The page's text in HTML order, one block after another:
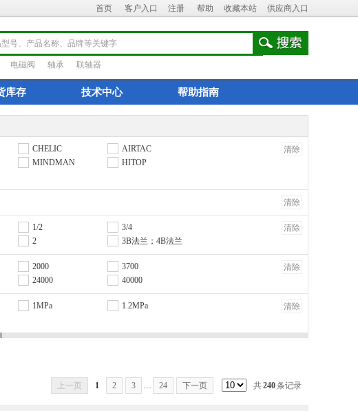
首页 客户入口 注册 帮助 收藏本站 供应商入口
电磁阀 轴承 联轴器
库存 技术中心 帮助指南
清除
CHELIC
AIRTAC
MINDMAN
HITOP
清除
清除
1/2
3/4
2 3B法兰；4B法兰
清除
2000
3700
24000 40000
清除
1MPa
1.2MPa
上一页 1 2 3 … 24 下一页 共240条记录